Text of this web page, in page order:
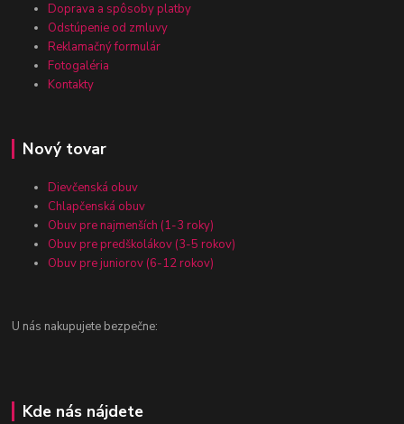
Doprava a spôsoby platby
Odstúpenie od zmluvy
Reklamačný formulár
Fotogaléria
Kontakty
Nový tovar
Dievčenská obuv
Chlapčenská obuv
Obuv pre najmenších (1-3 roky)
Obuv pre predškolákov (3-5 rokov)
Obuv pre juniorov (6-12 rokov)
U nás nakupujete bezpečne:
Kde nás nájdete